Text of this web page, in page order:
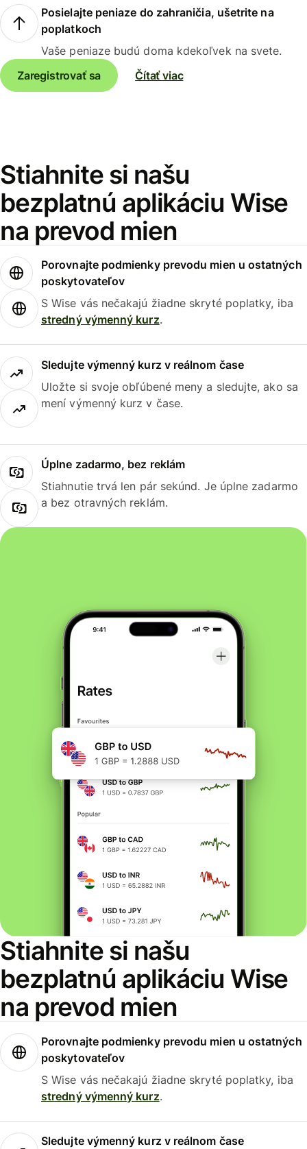
Posielajte peniaze do zahraničia, ušetrite na
poplatkoch
Vaše peniaze budú doma kdekoľvek na svete.
Zaregistrovať sa
Čítať viac
Stiahnite si našu
bezplatnú aplikáciu Wise
na prevod mien
Porovnajte podmienky prevodu mien u ostatných
poskytovateľov
S Wise vás nečakajú žiadne skryté poplatky, iba
stredný výmenný kurz.
Sledujte výmenný kurz v reálnom čase
Uložte si svoje obľúbené meny a sledujte, ako sa
mení výmenný kurz v čase.
Úplne zadarmo, bez reklám
Stiahnutie trvá len pár sekúnd. Je úplne zadarmo
a bez otravných reklám.
Stiahnite si našu
bezplatnú aplikáciu Wise
na prevod mien
Porovnajte podmienky prevodu mien u ostatných
poskytovateľov
S Wise vás nečakajú žiadne skryté poplatky, iba
stredný výmenný kurz.
Sledujte výmenný kurz v reálnom čase